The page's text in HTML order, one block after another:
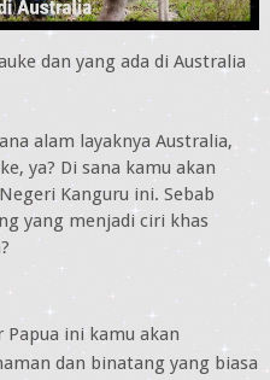
dan yang ada di Australia
alam layaknya Australia,
ya? Di sana kamu akan
Kanguru ini. Sebab
yang menjadi ciri khas
Papua ini kamu akan
dan binatang yang biasa